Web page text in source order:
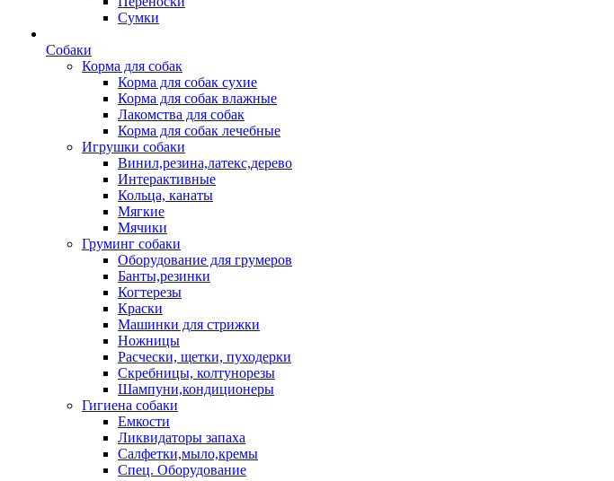
Сумки
Собаки
Корма для собак
Корма для собак сухие
Корма для собак влажные
Лакомства для собак
Корма для собак лечебные
Игрушки собаки
Винил,резина,латекс,дерево
Интерактивные
Кольца, канаты
Мягкие
Мячики
Груминг собаки
Оборудование для грумеров
Банты,резинки
Когтерезы
Краски
Машинки для стрижки
Ножницы
Расчески, щетки, пуходерки
Скребницы, колтунорезы
Шампуни,кондиционеры
Гигиена собаки
Емкости
Ликвидаторы запаха
Салфетки,мыло,кремы
Спец. Оборудование